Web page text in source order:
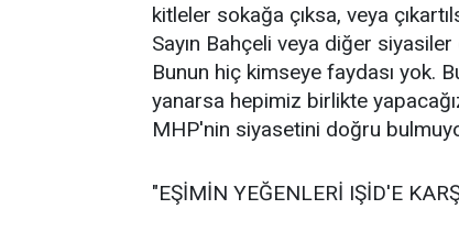
kitleler sokağa çıksa, veya
Sayın Bahçeli veya diğer
Bunun hiç kimseye faydası yok.
yanarsa hepimiz birlikte
MHP'nin siyasetini doğru
"EŞİMİN YEĞENLERİ IŞİD'E